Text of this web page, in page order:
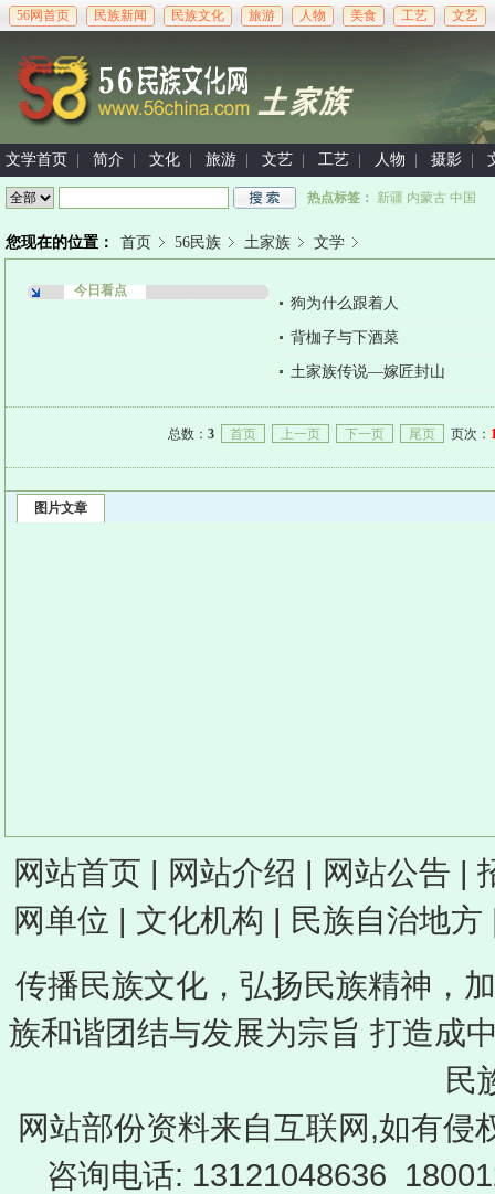
56网首页 民族新闻 民族文化 旅游 人物 美食 工艺 文艺
文学首页 简介 文化 旅游 文艺 工艺 人物 摄影
热点标签： 新疆 内蒙古 中国
您现在的位置： 首页 56民族 土家族 文学
今日看点
狗为什么跟着人
背枷子与下酒菜
土家族传说—嫁匠封山
总数： 3 首页 上一页 下一页 尾页 页次：
图片文章
网站首页 | 网站介绍 | 网站公告 |
网单位 | 文化机构 | 民族自治地方
传播民族文化，弘扬民族精神，
族和谐团结与发展为宗旨 打造成
民
网站部份资料来自互联网,如有
咨询电话: 13121048636